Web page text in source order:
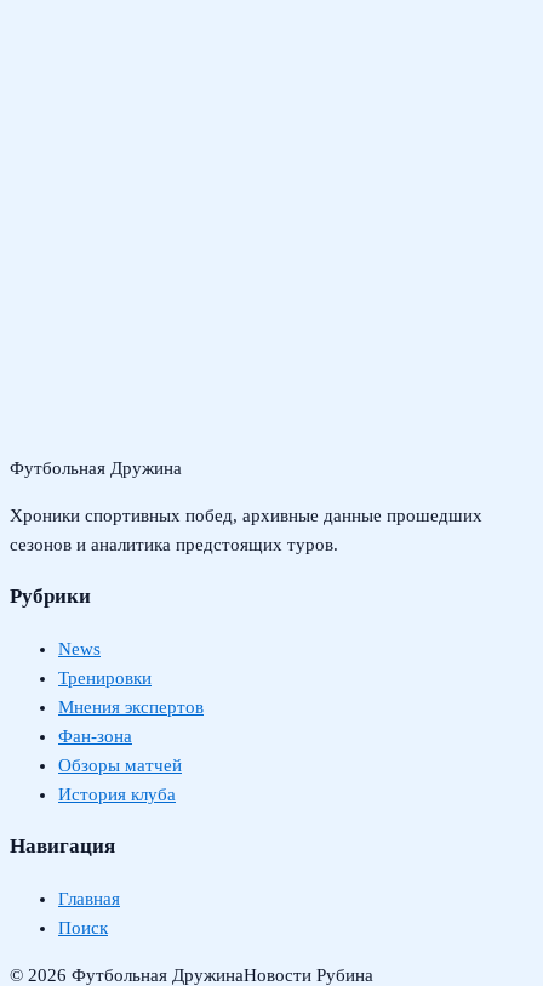
Футбольная Дружина
Хроники спортивных побед, архивные данные прошедших
сезонов и аналитика предстоящих туров.
Рубрики
News
Тренировки
Мнения экспертов
Фан-зона
Обзоры матчей
История клуба
Навигация
Главная
Поиск
© 2026 Футбольная ДружинаНовости Рубина